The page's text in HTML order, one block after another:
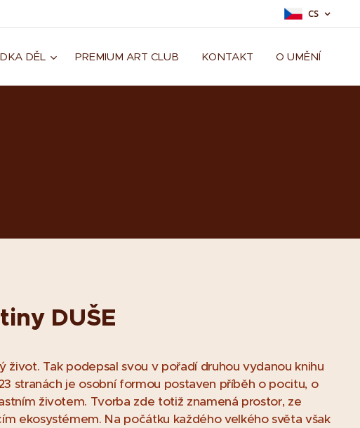
CS
DĚL PREMIUM ART CLUB KONTAKT O UMĚNÍ
DUŠE
Tak podepsal svou v pořadí druhou vydanou knihu
stranách je osobní formou postaven příběh o pocitu, o
životem. Tvorba zde totiž znamená prostor, ze
ekosystémem. Na počátku každého velkého světa však